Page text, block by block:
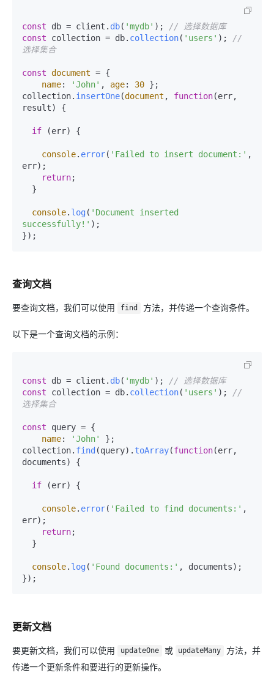
const db = client. db( 'mydb' );
// 选择数据库
const collection = db. collection( 'users' );
//
选择集合
const document = {
name: 'John' , age: 30 };
collection. insertOne(document , function(err,
result) {
if (err) {
console. error( 'Failed to insert document:' ,
err);
return;
console. log ( 'Document inserted
successfully!' );
查询文档
要查询文档，我们可以使用 find 方法，并传递一个查询条件。
以下是一个查询文档的示例：
const db = client. db( 'mydb' );
// 选择数据库
const collection = db. collection( 'users' );
//
选择集合
const query = {
name: 'John'
};
collection. find (query). toArray(function(err,
documents) {
if (err) {
console. error( 'Failed to find documents:' ,
err);
return;
console. log ( 'Found documents:' , documents);
更新文档
要更新文档，我们可以使用 updateOne 或 updateMany
方法，并
传递一个更新条件和要进行的更新操作。